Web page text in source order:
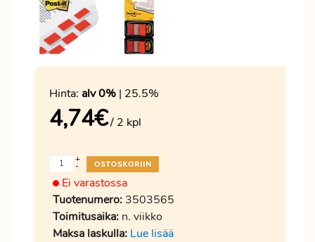
Hinta: alv 0% | 25.5%
4,74€/ 2 kpl
-
+
Ei varastossa
Tuotenumero: 3503565
Toimitusaika: n. viikko
Maksa laskulla: Lue lisää